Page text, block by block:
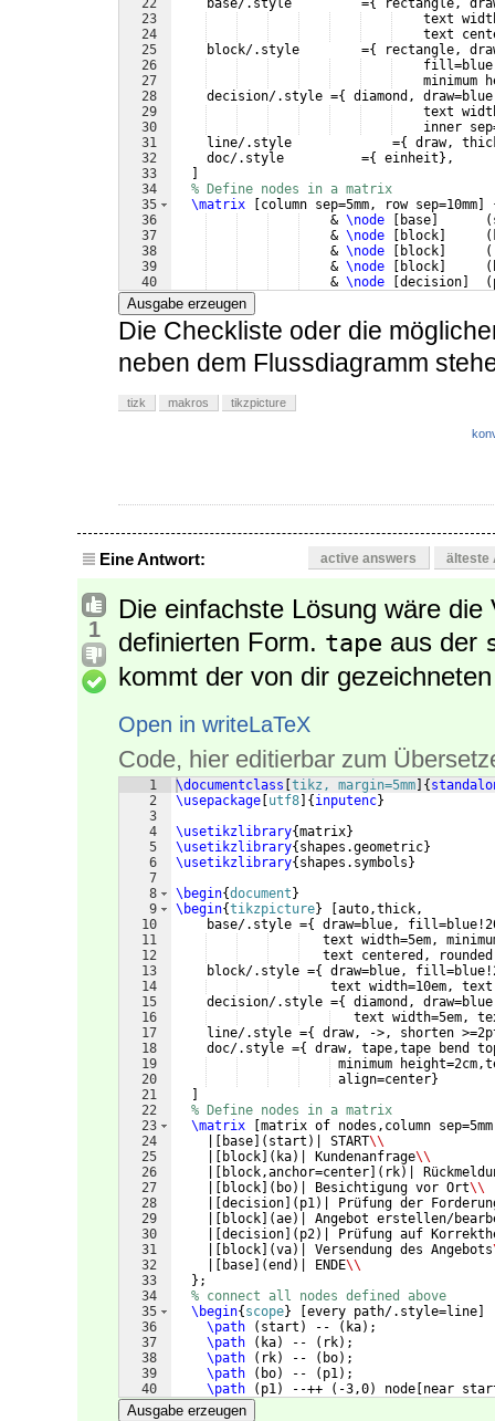
22
23
24
25
26
27
28
29
30
31
32
33
34
35
36
37
38
39
40
41
    base/.style         =
{
rectangle,
text
text
    block/.style        =
{
rectangle,
minimum
    decision/.style =
{
diamond,
text
inner
    line/.style             =
{
draw,
    doc/.style          =
{ einheit } ,
% Define nodes in a matrix
\matrix
column sep=5mm, row sep=10mm
    &
\node base (
    &
\node block (
    &
\node block (
    &
\node block (
    &
\node decision (
Ausgabe erzeugen
Die Checkliste oder die
neben dem Flussdiagramm
tizk makros tikzpicture
Eine Antwort: active answers älteste
1
Die einfachste Lösung wäre
definierten Form. tape aus der
kommt der von dir
Open in writeLaTeX
Code, hier editierbar zum
1
2
3
4
5
6
7
8
9
10
11
12
13
14
15
16
17
18
19
20
21
22
23
24
25
26
27
28
29
30
31
32
33
34
35
36
37
38
39
40
41
\documentclass tikz, margin=5mm {
\usepackage utf8 { inputenc}
\usetikzlibrary{matrix}
\usetikzlibrary{ shapes.geometric}
\usetikzlibrary{ shapes.symbols }
\begin{document }
\begin{tikzpicture}
auto,thick,
    base/.style =
{
draw=blue,
text width=5em,
text centered,
    block/.style =
{
draw=blue,
text width=10em,
    decision/.style =
{
diamond,
text width=5em,
    line/.style =
{
draw, ->, shorten
    doc/.style =
{
draw, tape,tape bend
minimum
align=center}
% Define nodes in a matrix
\matrix
matrix of nodes,column
base ( start ) | START\\
block ( ka) | Kundenanfrage\\
block,anchor=center ( rk)
|
block ( bo) | Besichtigung vor Ort\\
decision ( p1)
| Prüfung der
block (ae)
| Angebot erstellen/
decision ( p2)
| Prüfung auf
block (va) | Versendung des Angebots
base (end ) | ENDE\\
} ;
% connect all nodes defined above
\begin{ scope} every path/.style=line
\path
( start ) -- ( ka) ;
\path
( ka) -- ( rk) ;
\path
( rk) -- ( bo) ;
\path
( bo) -- ( p1) ;
\path
( p1) --++ ( -3,0) node near
\path (
Ausgabe erzeugen